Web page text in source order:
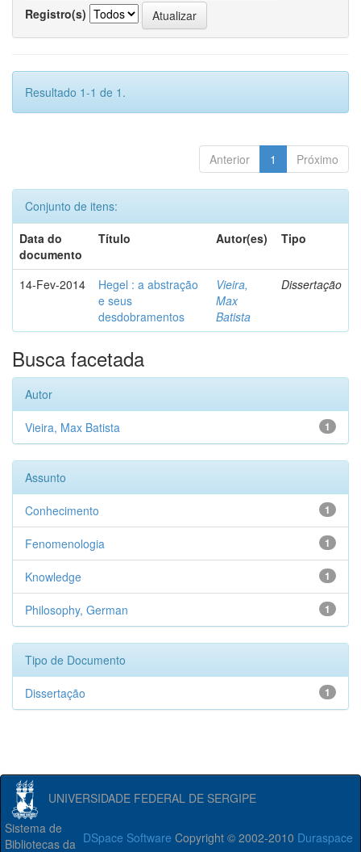
Registro(s)
Resultado 1-1 de 1.
Anterior 1 Próximo
Conjunto de itens:
Data do
documento
Título Autor(es) Tipo
14-Fev-2014
Hegel : a abstração
e seus
desdobramentos
Vieira,
Max
Batista
Dissertação
Busca facetada
Autor
1
Vieira, Max Batista
Assunto
1
Conhecimento
1
Fenomenologia
1
Knowledge
1
Philosophy, German
Tipo de Documento
1
Dissertação
UNIVERSIDADE FEDERAL DE SERGIPE
DSpace Software Copyright © 2002-2010 Duraspace
Sistema de
Bibliotecas da